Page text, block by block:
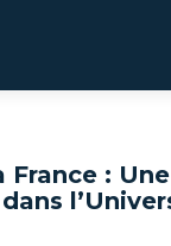
France :